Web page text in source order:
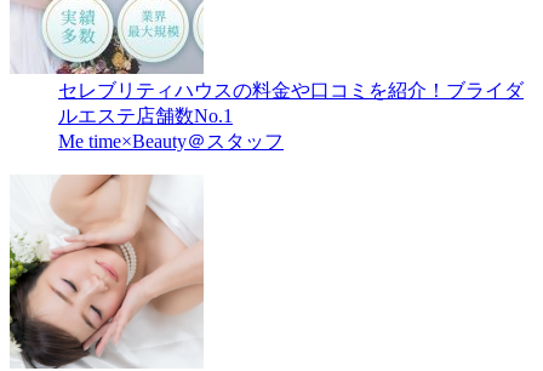
セレブリティハウスの料金や口コミを紹介！ブライダ
ルエステ店舗数No.1
Me time×Beauty＠スタッフ